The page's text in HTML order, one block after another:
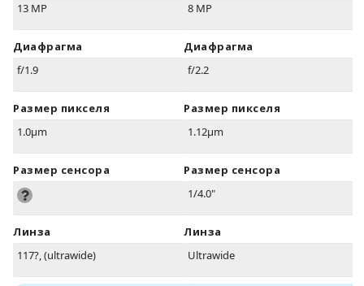
13 MP
Диафрагма
f/1.9
Размер пикселя
1.0µm
Размер сенсора
Линза
117?, (ultrawide)
8 MP
Диафрагма
f/2.2
Размер пикселя
1.12µm
Размер сенсора
1/4.0"
Линза
Ultrawide